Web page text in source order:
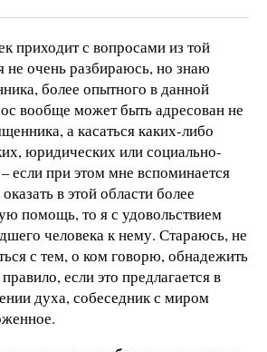
приходит с вопросами из той
не очень разбираюсь, но знаю
более опытного в данной
вообще может быть адресован не
а касаться каких-либо
юридических или социально-
если при этом мне вспоминается
в этой области более
помощь, то я с удовольствием
человека к нему. Стараюсь, не
с тем, о ком говорю, обнадежить
если это предлагается в
духа, собеседник с миром